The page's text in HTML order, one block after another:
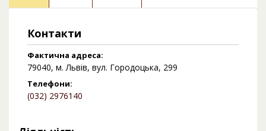
Контакти
Фактична адреса:
79040, м. Львів, вул. Городоцька, 299
Телефони:
(032) 2976140